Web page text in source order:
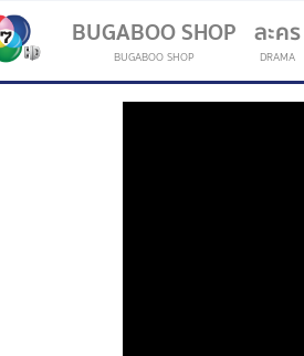
BUGABOO SHOP
BUGABOO SHOP
ละคร
DRAMA